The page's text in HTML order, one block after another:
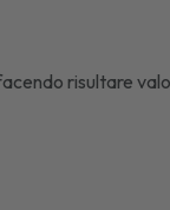
risultare